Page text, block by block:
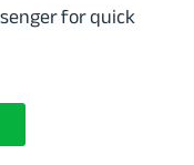
for quick